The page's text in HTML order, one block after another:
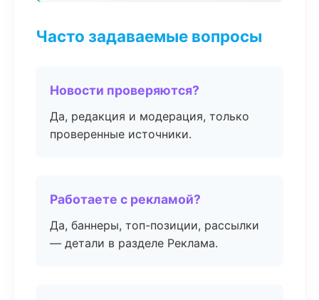
Часто задаваемые вопросы
Новости проверяются?
Да, редакция и модерация, только
проверенные источники.
Работаете с рекламой?
Да, баннеры, топ-позиции, рассылки
— детали в разделе Реклама.